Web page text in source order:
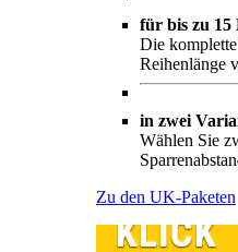
für bis zu 15
Die
Reihenlänge
in zwei
Wählen Sie
Zu den UK-Paketen